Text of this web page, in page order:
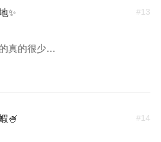
✨
真的很少…
#13
🍧 #14